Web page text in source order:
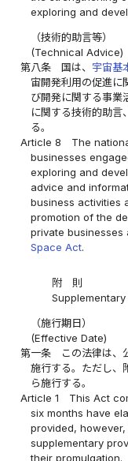
exploring and
（技術的助言等）
(Technical Advice)
第八条
国は、 宇宙基
宙開発利用の促進に
び開発に関する事業
に関する技術的助言
る。
Article 8
The
businesses
exploring and
advice and
business activities
promotion of the
private
Space Act.
附 則
（施行期日）
(Effective Date)
第一条
この法律は、
施行する。ただし、
ら施行する。
Article 1
This Act
six months have
provided,
supplementary
their promulgation.